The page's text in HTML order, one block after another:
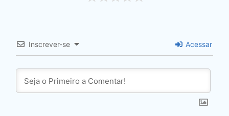
Inscrever-se Acessar